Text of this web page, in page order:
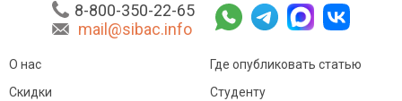
8-800-350-22-65
mail@sibac.info
О нас
Скидки
Где опубликовать статью
Студенту